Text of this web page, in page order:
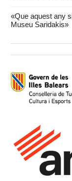
«Que aquest any
Museu Saridakis»